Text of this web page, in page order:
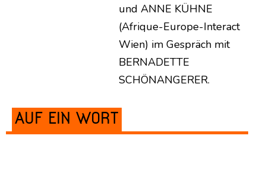
und ANNE KÜHNE
(Afrique-Europe-Interact
Wien) im Gespräch mit
BERNADETTE
SCHÖNANGERER.
AUF EIN WORT